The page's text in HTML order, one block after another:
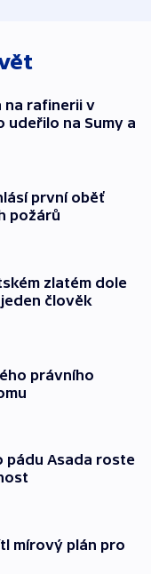
na rafinerii v
udeřilo na Sumy a
první oběť
požárů
zlatém dole
člověk
právního
pádu Asada roste
mírový plán pro